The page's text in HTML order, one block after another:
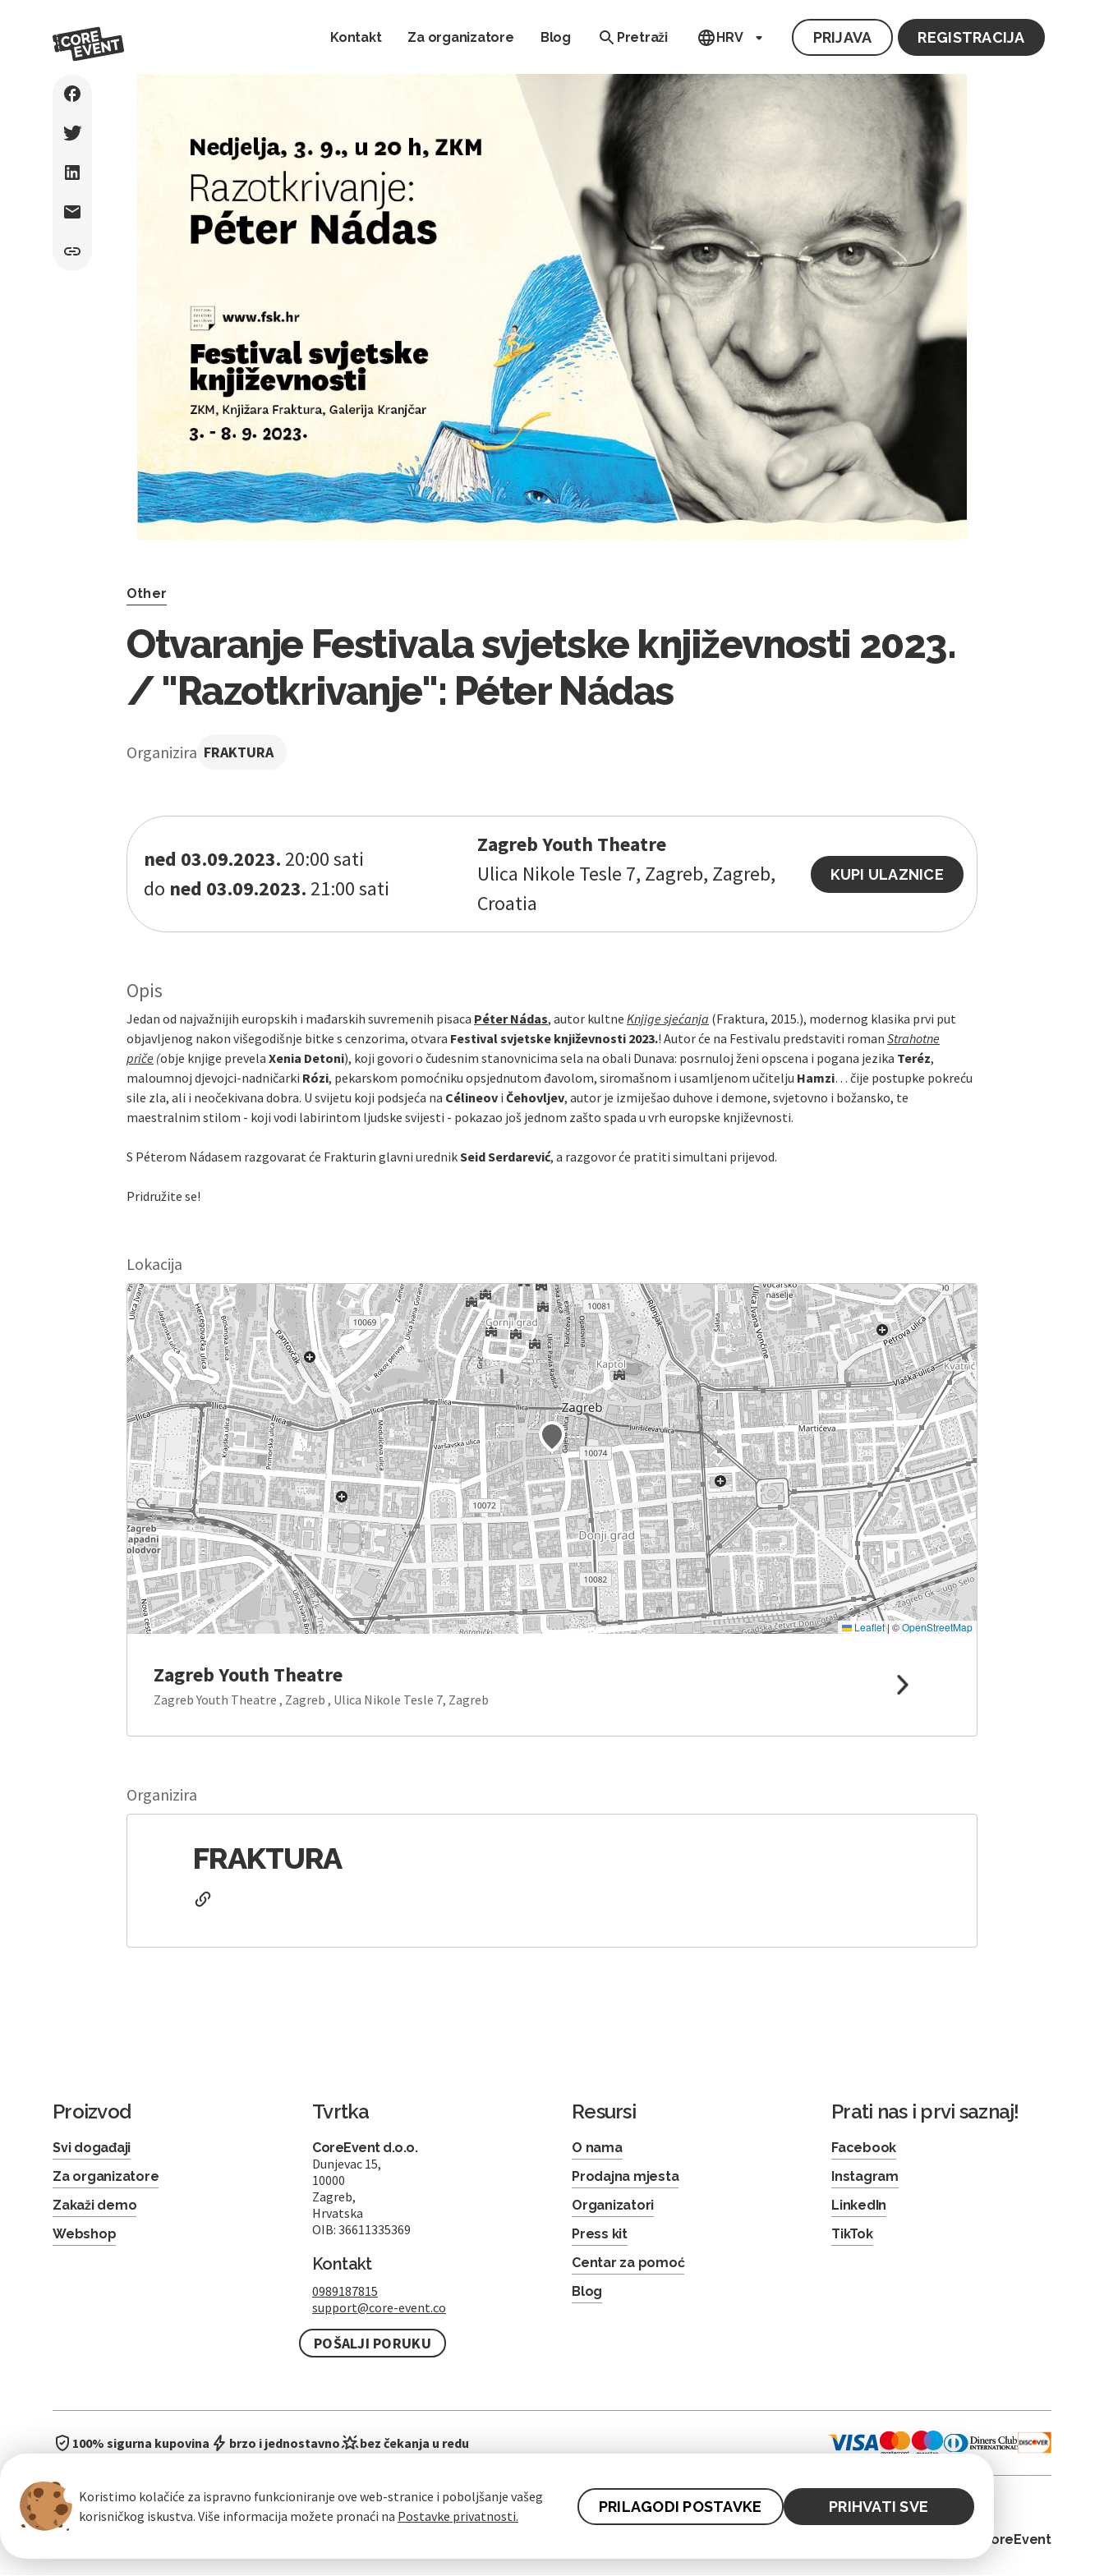
Kontakt Za organizatore Blog Pretraži HRV PRIJAVA REGISTRACIJA
Other
Otvaranje Festivala svjetske književnosti 2023.
/ "Razotkrivanje": Péter Nádas
Organizira FRAKTURA
ned 03.09.2023. 20:00 sati
do ned 03.09.2023. 21:00 sati
Zagreb Youth Theatre
Ulica Nikole Tesle 7, Zagreb, Zagreb,
Croatia
KUPI ULAZNICE
Opis
Jedan od najvažnijih europskih i mađarskih suvremenih pisaca Péter Nádas, autor kultne Knjige sjećanja (Fraktura, 2015.), modernog klasika prvi put
objavljenog nakon višegodišnje bitke s cenzorima, otvara Festival svjetske književnosti 2023.! Autor će na Festivalu predstaviti roman Strahotne
priče (obje knjige prevela Xenia Detoni), koji govori o čudesnim stanovnicima sela na obali Dunava: posrnuloj ženi opscena i pogana jezika Teréz,
maloumnoj djevojci-nadničarki Rózi, pekarskom pomoćniku opsjednutom đavolom, siromašnom i usamljenom učitelju Hamzi… čije postupke pokreću
sile zla, ali i neočekivana dobra. U svijetu koji podsjeća na Célineov i Čehovljev, autor je izmiješao duhove i demone, svjetovno i božansko, te
maestralnim stilom - koji vodi labirintom ljudske svijesti - pokazao još jednom zašto spada u vrh europske književnosti.
S Péterom Nádasem razgovarat će Frakturin glavni urednikSeid Serdarević, a razgovor će pratiti simultani prijevod.
Pridružite se!
Lokacija
Leaflet| ©OpenStreetMap
Zagreb Youth Theatre
Zagreb Youth Theatre , Zagreb , Ulica Nikole Tesle 7, Zagreb
Organizira
FRAKTURA
Koristimo kolačiće za ispravno funkcioniranje ove web-stranice i poboljšanje vašeg
korisničkog iskustva. Više informacija možete pronaći na Postavke privatnosti.
PRILAGODI POSTAVKE PRIHVATI SVE
Proizvod
Svi događaji
Za organizatore
Zakaži demo
Webshop
Tvrtka
CoreEvent d.o.o.
Dunjevac 15,
10000
Zagreb,
Hrvatska
OIB: 36611335369
Kontakt
0989187815
support@core-event.co
POŠALJI PORUKU
Resursi
O nama
Prodajna mjesta
Organizatori
Press kit
Centar za pomoć
Blog
Prati nas i prvi saznaj!
Facebook
Instagram
LinkedIn
TikTok
100% sigurna kupovina brzo i jednostavno bez čekanja u redu
© 2026. CoreEvent